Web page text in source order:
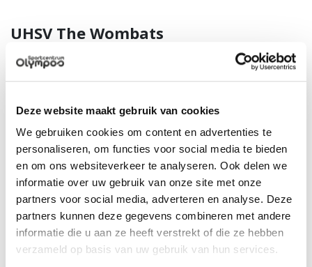
Deze website maakt gebruik van cookies
We gebruiken cookies om content en advertenties te
personaliseren, om functies voor social media te bieden
en om ons websiteverkeer te analyseren. Ook delen we
informatie over uw gebruik van onze site met onze
partners voor social media, adverteren en analyse. Deze
partners kunnen deze gegevens combineren met andere
informatie die u aan ze heeft verstrekt of die ze hebben
verzameld op basis van uw gebruik van hun services.
UHSV The Wombats
The Wombats is een relatief kleine honk- en softbalclub,
gericht op studenten en oud-studenten. The Wombats heeft
2 softbalteams voor dames, 3 honkbalteams en 2
woensdagavond, en de wedstrijden zijn over de rest van de
week verdeeld. Gedurende het seizoen is The Wombats ook
in groten getale te vinden op de EK's en WK's honkbal, de
Haarlemse Honkbalweek en natuurlijk op de eigen
toernooien, borrels en feesten.
Contributie
Ziewombats.nl voor meer informatie.
Meer informatie